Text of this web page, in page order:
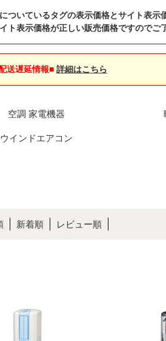
ついているタグの表示価格とサイト表示
ト表示価格が正しい販売価格ですのでご
送遅延情報■ 詳細はこちら
空調 家電機器
ウインドエアコン
新着順 レビュー順